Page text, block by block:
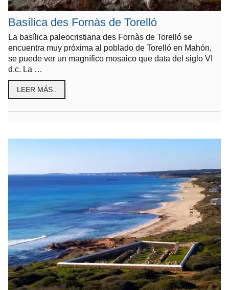
Basílica des Fornàs de Torelló
La basílica paleocristiana des Fornàs de Torelló se
encuentra muy próxima al poblado de Torelló en Mahón,
se puede ver un magnífico mosaico que data del siglo VI
d.c. La …
LEER MÁS..